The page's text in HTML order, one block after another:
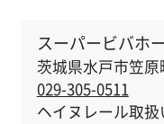
スーパービバホ
茨城県水戸市笠原
029-305-0511
ヘイヌレール取扱